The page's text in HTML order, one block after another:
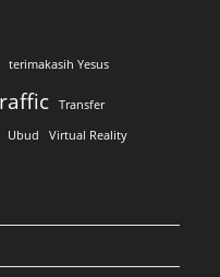
terimakasih Yesus
Transfer
Ubud Virtual Reality